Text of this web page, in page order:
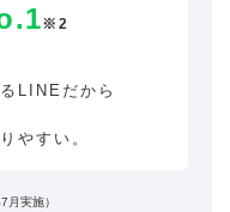
※2
LINEだから
やすい。
実施）